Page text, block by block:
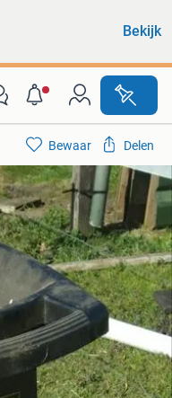
Bekijk
Bewaar Delen